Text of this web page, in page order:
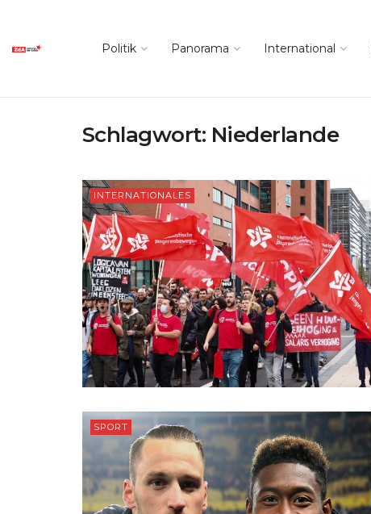
Politik Panorama International
Schlagwort: Niederlande
INTERNATIONALES
SPORT